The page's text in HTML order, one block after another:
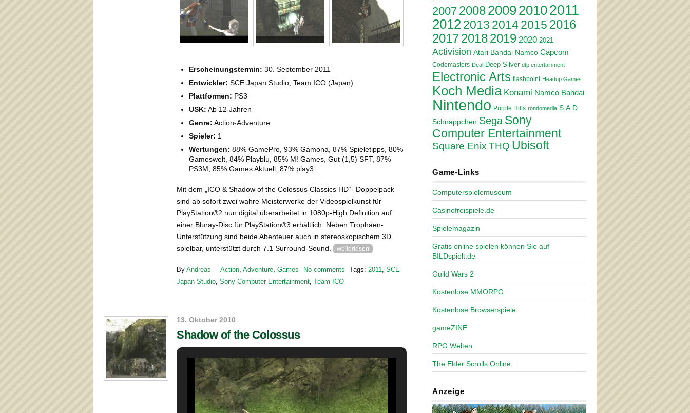
Erscheinungstermin: 30. September 2011
Entwickler: SCE Japan Studio, Team ICO (Japan)
Plattformen: PS3
USK: Ab 12 Jahren
Genre: Action-Adventure
Spieler: 1
Wertungen: 88% GamePro, 93% Gamona, 87% Spieletipps, 80%
Gameswelt, 84% Playblu, 85% M! Games, Gut (1,5) SFT, 87%
PS3M, 85% Games Aktuell, 87% play3
Mit dem „ICO & Shadow of the Colossus Classics HD“- Doppelpack
sind ab sofort zwei wahre Meisterwerke der Videospielkunst für
PlayStation®2 nun digital überarbeitet in 1080p-High Definition auf
einer Bluray-Disc für PlayStation®3 erhältlich. Neben Trophäen-
Unterstützung sind beide Abenteuer auch in stereoskopischem 3D
spielbar, unterstützt durch 7.1 Surround-Sound.
weiterlesen
By Andreas Action Adventure Games No comments Tags: 2011
SCE
Japan Studio Sony Computer Entertainment Team ICO
13. Oktober 2010
Shadow of the Colossus
2007 2008200920102011
20122013 20142015 2016
201720182019 2020 2021
Activision Atari Bandai Namco Capcom
Codemasters Deal Deep Silver dtp entertainment
Electronic Arts flashpoint Headup Games
Koch Media Konami Namco Bandai
Nintendo Purple Hills rondomedia S.A.D.
Schnäppchen Sega Sony
Computer Entertainment
Square Enix THQ Ubisoft
Game-Links
Computerspielemuseum
Casinofreispiele.de
Spielemagazin
Gratis online spielen können Sie auf
BILDspielt.de
Guild Wars 2
Kostenlose MMORPG
Kostenlose Browserspiele
gameZINE
RPG Welten
The Elder Scrolls Online
Anzeige